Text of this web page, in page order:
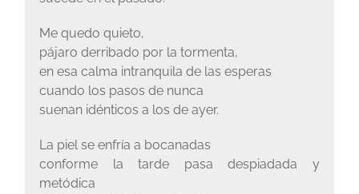
Me quedo quieto,
pájaro derribado por la tormenta,
en esa calma intranquila de las esperas
cuando los pasos de nunca
suenan idénticos a los de ayer.
La piel se enfría a bocanadas
conforme la tarde pasa despiadada y
metódica